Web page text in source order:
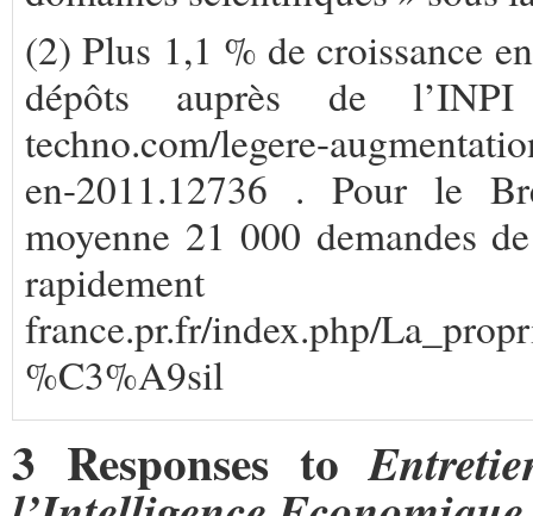
(2) Plus 1,1 % de croissance
dépôts auprès de l’INPI
techno.com/legere-
en-2011.12736 . Pour le
moyenne 21 000 demandes
rapidement http://
france.pr.fr/index.php/
%C3%A9sil
3 Responses to